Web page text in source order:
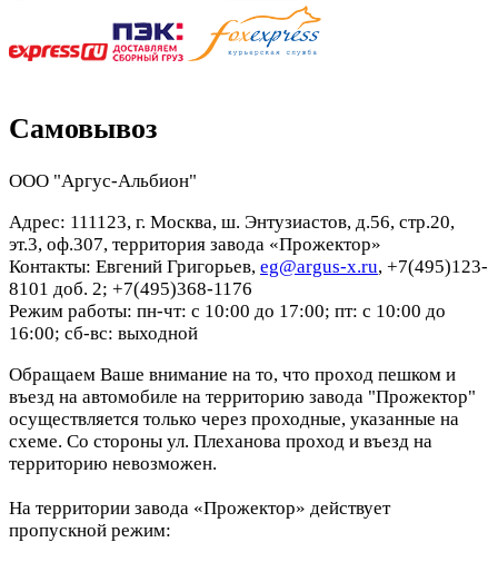
Самовывоз
ООО "Аргус-Альбион"
Адрес: 111123, г. Москва, ш. Энтузиастов, д.56, стр.20,
эт.3, оф.307, территория завода «Прожектор»
Контакты: Евгений Григорьев, eg@argus-x.ru, +7(495)123-
8101 доб. 2; +7(495)368-1176
Режим работы: пн-чт: с 10:00 до 17:00; пт: с 10:00 до
16:00; сб-вс: выходной
Обращаем Ваше внимание на то, что проход пешком и
въезд на автомобиле на территорию завода "Прожектор"
осуществляется только через проходные, указанные на
схеме. Со стороны ул. Плеханова проход и въезд на
территорию невозможен.
На территории завода «Прожектор» действует
пропускной режим: